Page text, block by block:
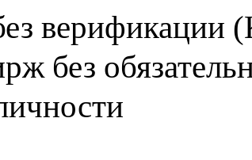
верификации
без